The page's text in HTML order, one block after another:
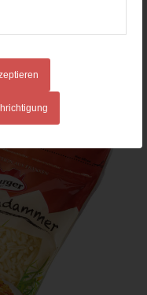
smoked 200g